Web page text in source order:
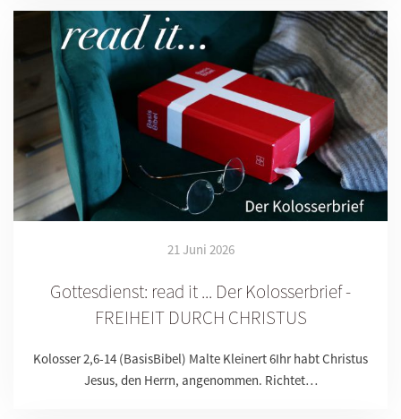
21 Juni 2026
Gottesdienst: read it ... Der Kolosserbrief -
FREIHEIT DURCH CHRISTUS
Kolosser 2,6-14 (BasisBibel) Malte Kleinert 6Ihr habt Christus
Jesus, den Herrn, angenommen. Richtet…